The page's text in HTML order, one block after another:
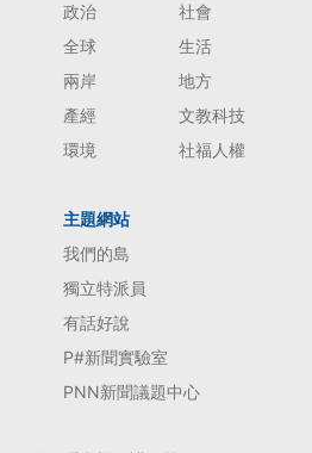
政治
社會
全球
生活
兩岸
地方
產經
文教科技
環境
社福人權
主題網站
我們的島
獨立特派員
有話好說
P#新聞實驗室
PNN新聞議題中心